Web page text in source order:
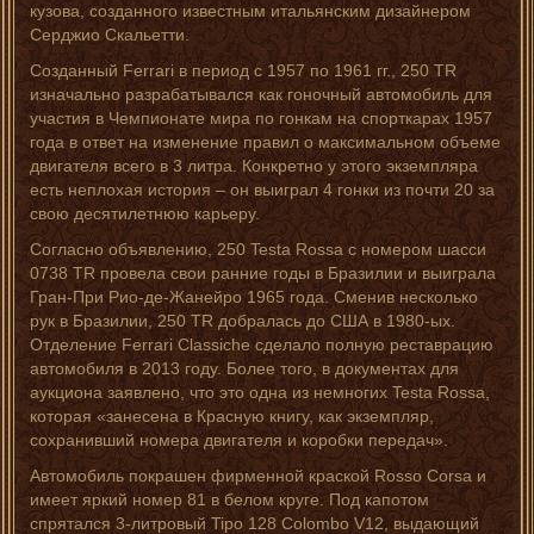
кузова, созданного известным итальянским дизайнером
Серджио Скальетти.
Созданный Ferrari в период с 1957 по 1961 гг., 250 TR
изначально разрабатывался как гоночный автомобиль для
участия в Чемпионате мира по гонкам на спорткарах 1957
года в ответ на изменение правил о максимальном объеме
двигателя всего в 3 литра. Конкретно у этого экземпляра
есть неплохая история – он выиграл 4 гонки из почти 20 за
свою десятилетнюю карьеру.
Согласно объявлению, 250 Testa Rossa с номером шасси
0738 TR провела свои ранние годы в Бразилии и выиграла
Гран-При Рио-де-Жанейро 1965 года. Сменив несколько
рук в Бразилии, 250 TR добралась до США в 1980-ых.
Отделение Ferrari Classiche сделало полную реставрацию
автомобиля в 2013 году. Более того, в документах для
аукциона заявлено, что это одна из немногих Testa Rossa,
которая «занесена в Красную книгу, как экземпляр,
сохранивший номера двигателя и коробки передач».
Автомобиль покрашен фирменной краской Rosso Corsa и
имеет яркий номер 81 в белом круге. Под капотом
спрятался 3-литровый Tipo 128 Colombo V12, выдающий